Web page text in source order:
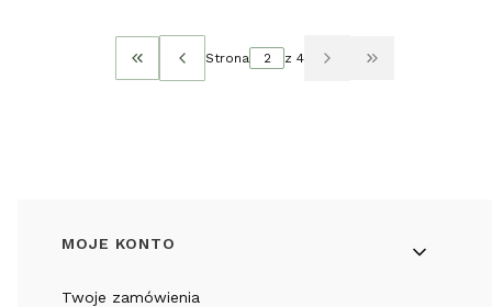
Wróć do pierwszej strony z produktami
Strona z 4 Przejdź do
Linki w stopce
MOJE KONTO
Twoje zamówienia